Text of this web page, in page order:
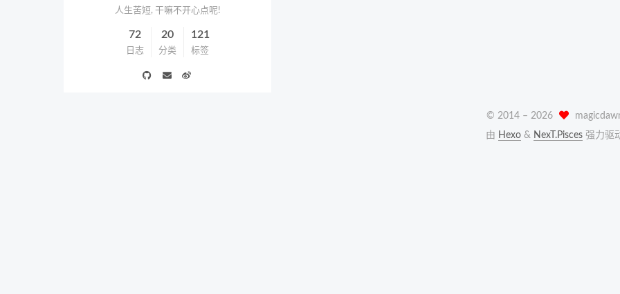
人生苦短, 干嘛不开心点呢!
72
日志
20
分类
121
标签
© 2014 – 2026
由 Hexo & NexT.Pisces 强力驱